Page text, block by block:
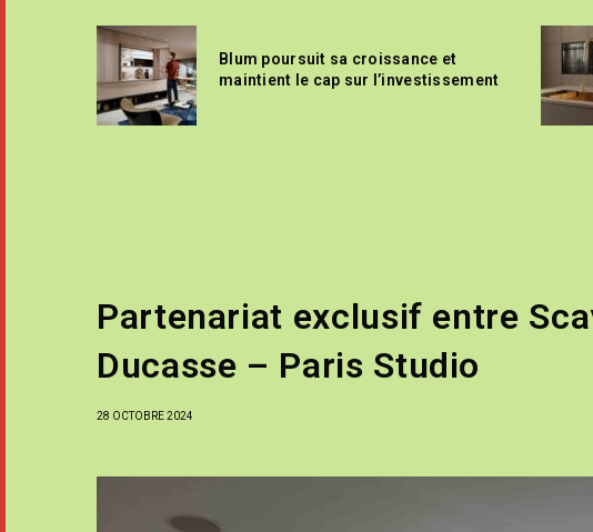
Blum poursuit sa croissance et
maintient le cap sur l’investissement
Partenariat exclusif entre
Ducasse – Paris Studio
28 OCTOBRE 2024